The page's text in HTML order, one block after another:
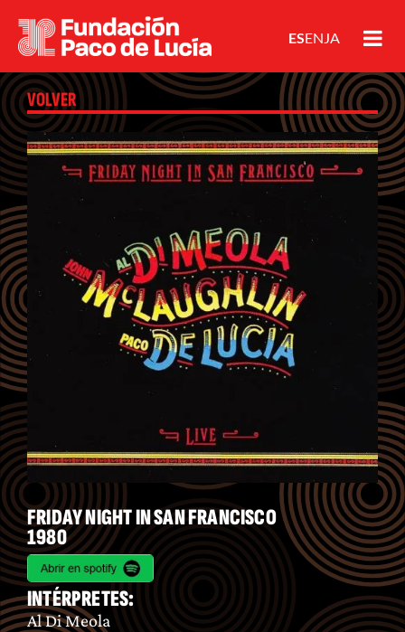
VOLVER
FRIDAY NIGHT IN SAN FRANCISCO
1980
INTÉRPRETES:
Al Di Meola
ENJA
ES